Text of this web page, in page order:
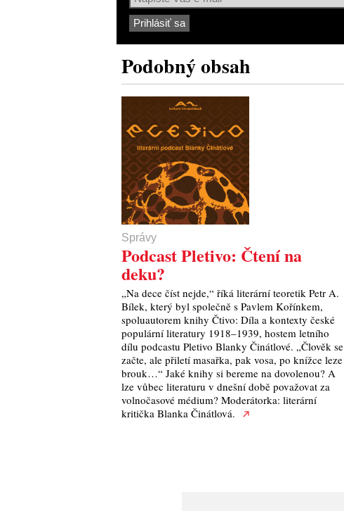
Podobný obsah
Správy
Podcast Pletivo: Čtení na
deku?
„Na dece číst nejde,“ říká literární teoretik Petr A.
Bílek, který byl společně s Pavlem Kořínkem,
spoluautorem knihy Čtivo: Díla a kontexty české
populární literatury 1918–1939, hostem letního
dílu podcastu Pletivo Blanky Činátlové. „Člověk se
začte, ale přiletí masařka, pak vosa, po knížce leze
brouk…“ Jaké knihy si bereme na dovolenou? A
lze vůbec literaturu v dnešní době považovat za
volnočasové médium? Moderátorka: literární
kritička Blanka Činátlová.